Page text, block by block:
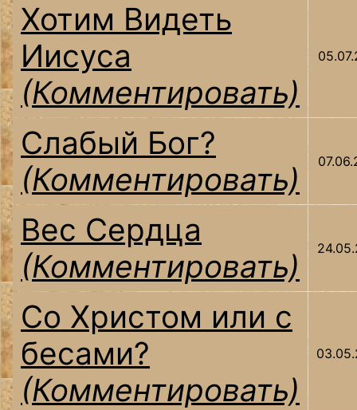
Хотим Видеть
Иисуса
(Комментировать)
Слабый Бог?
(Комментировать)
Вес Cердца
(Комментировать)
Со Христом или с
бесами?
(Комментировать)